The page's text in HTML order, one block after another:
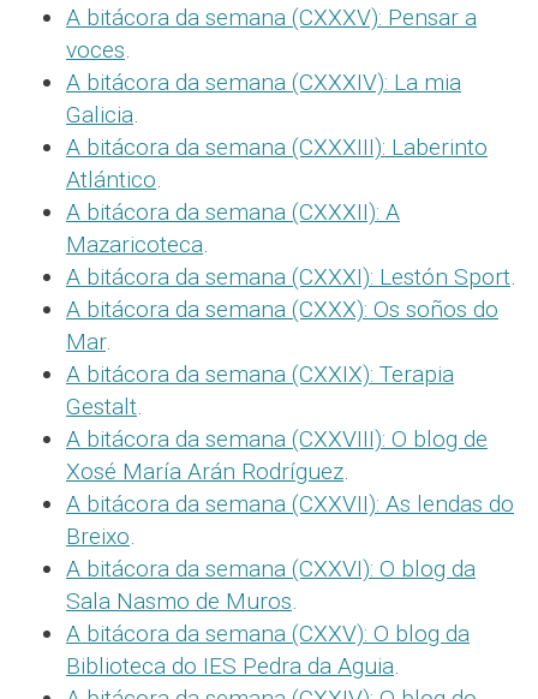
A bitácora da semana (CXXXV): Pensar a
voces.
A bitácora da semana (CXXXIV): La mia
Galicia.
A bitácora da semana (CXXXIII): Laberinto
Atlántico.
A bitácora da semana (CXXXII): A
Mazaricoteca.
A bitácora da semana (CXXXI): Lestón Sport.
A bitácora da semana (CXXX): Os soños do
Mar.
A bitácora da semana (CXXIX): Terapia
Gestalt.
A bitácora da semana (CXXVIII): O blog de
Xosé María Arán Rodríguez.
A bitácora da semana (CXXVII): As lendas do
Breixo.
A bitácora da semana (CXXVI): O blog da
Sala Nasmo de Muros.
A bitácora da semana (CXXV): O blog da
Biblioteca do IES Pedra da Aguia.